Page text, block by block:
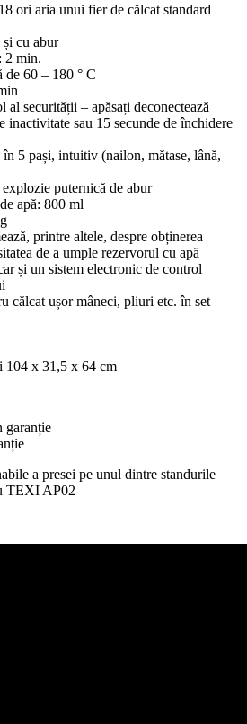
ori aria unui fier de călcat standard
și cu abur
2 min.
de 60 – 180 ° C
al securității – apăsați deconectează
inactivitate sau 15 secunde de închidere
5 pași, intuitiv (nailon, mătase, lână,
puternică de abur
apă: 800 ml
printre altele, despre obținerea
de a umple rezervorul cu apă
și un sistem electronic de control
călcat ușor mâneci, pliuri etc. în set
104 x 31,5 x 64 cm
garanție
a presei pe unul dintre standurile
TEXI AP02